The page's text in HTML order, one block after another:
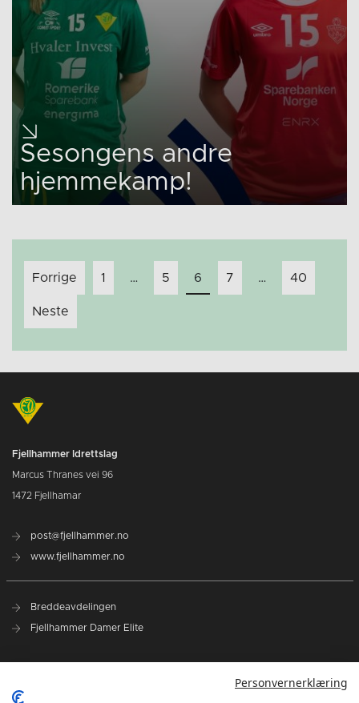
Sesongens andre
hjemmekamp!
Innleggnavigasjon
Forrige 1 … 5 6 7 … 40
Neste
Fjellhammer Idrettslag
Marcus Thranes vei 96
1472 Fjellhamar
post@fjellhammer.no
www.fjellhammer.no
Breddeavdelingen
Fjellhammer Damer Elite
Personvernerklæring